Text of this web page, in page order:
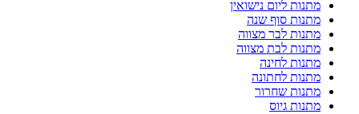
מתנות ליום נישואין
מתנות סוף שנה
מתנות לבר מצווה
מתנות לבת מצווה
מתנות לחינה
מתנות לחתונה
מתנות שחרור
מתנות גיוס